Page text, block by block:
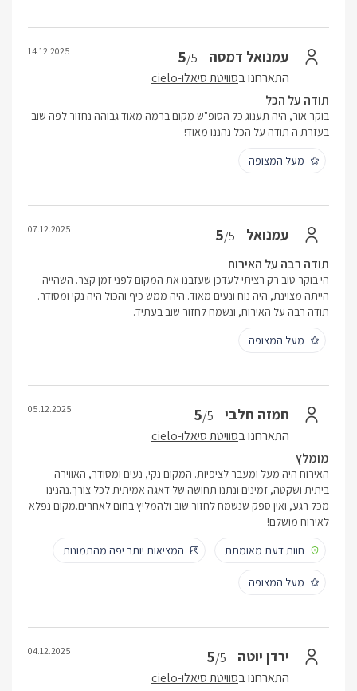
עמנואל דמסה 5/5
התארחנו בסוויטת סיאלו-cielo
14.12.2025
תודה על הכל
בוקר אור, היה תענוג כל הסופ"ש מקום ברמה מאוד גבוהה נחזור לפה שוב
בעזרת ה תודה על הכל נהננו מאוד!
מעל המצופה
עמנואל 5/5
07.12.2025
תודה רבה על האירוח
הי בוקר טוב רק רציתי לעדכן שעזבנו את המקום לפני זמן קצר. השהייה
הייתה מצוינת, היה נוח ונעים מאוד. היה ממש כיף והכול היה נקי ומסודר.
תודה רבה על האירוח, ונשמח לחזור שוב בעתיד.
מעל המצופה
חמזה חלבי 5/5
התארחנו בסוויטת סיאלו-cielo
05.12.2025
מומלץ
האירוח היה מעל ומעבר לציפיות. המקום נקי, נעים ומסודר, האווירה
ביתית ושקטה, זמינים ונתנו תחושה של דאגה אמיתית לכל צורך.נהנינו
מכל רגע, ואין ספק שנשמח לחזור שוב ולהמליץ בחום לאחרים.מקום נפלא
לאירוח מושלם!
חוות דעת מאומתת
המציאות יותר יפה מהתמונות
מעל המצופה
ירדן יוטה 5/5
התארחנו בסוויטת סיאלו-cielo
04.12.2025